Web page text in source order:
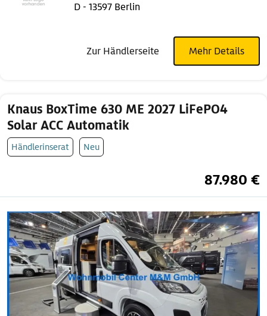
D - 13597 Berlin
Zur Händlerseite Mehr Details
Knaus BoxTime 630 ME 2027 LiFePO4
Solar ACC Automatik
Händlerinserat Neu
87.980 €